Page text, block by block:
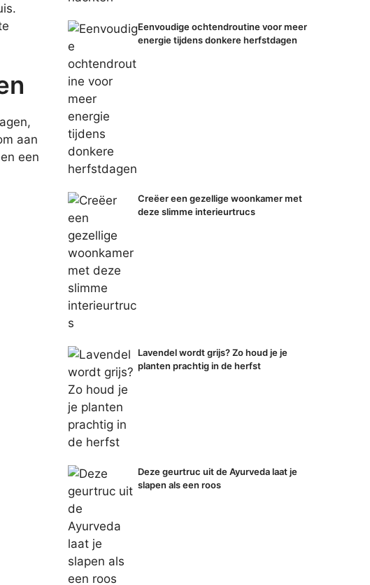
aan
een
Eenvoudige ochtendroutine voor meer
energie tijdens donkere herfstdagen
Creëer een gezellige woonkamer met
deze slimme interieurtrucs
Lavendel wordt grijs? Zo houd je je
planten prachtig in de herfst
Deze geurtruc uit de Ayurveda laat je
slapen als een roos